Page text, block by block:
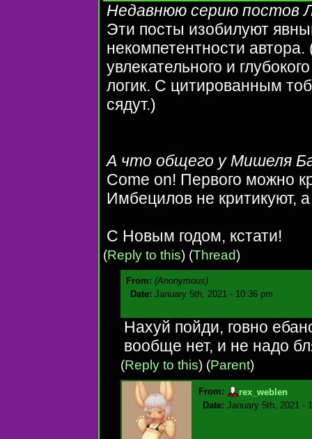
Недавнюю серию постов
Эти посты изобилуют
некомпетентности
увлекательного и
логик. С цитированным
сядут.)
А что общего у Мишеля
Come on! Первого можно
Имбецилов не критикуют,
С Новым годом, кстати!
(Reply to this) (Thread)
From: (Anonymous)
Date: January 5th, 2021 - 10:36 pm
Нахуй пойди, говно
вообще нет, и не надо
(Reply to this) (Parent)
From:
rex_weblen
Date: January 5th, 2021 -